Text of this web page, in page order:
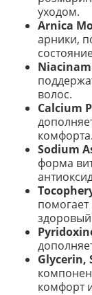
уходом.
Arnica
арники,
волос.
Calcium
комфорта.
Sodium
форма
Glycerin,
комфорт